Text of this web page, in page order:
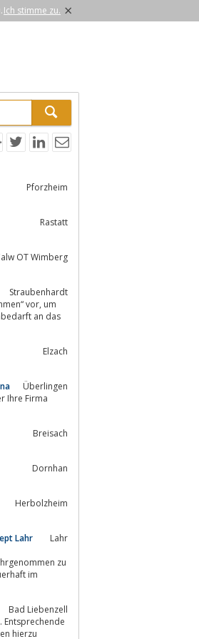
Ich stimme zu. ×
Pforzheim
Rastatt
OT Wimberg
Straubenhardt
Elzach
Überlingen
Ihre Firma
Breisach
Dornhan
Herbolzheim
Lahr
Lahr
Bad Liebenzell
Entsprechende
hierzu